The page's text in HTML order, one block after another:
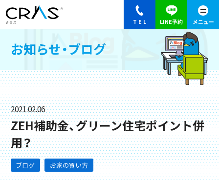
お知らせ・ブログ
2021.02.06
ZEH補助金、グリーン住宅ポイント併
用？
ブログ お家の買い方